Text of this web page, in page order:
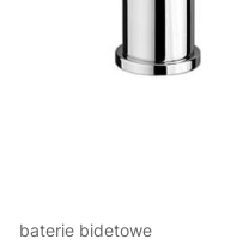
baterie bidetowe